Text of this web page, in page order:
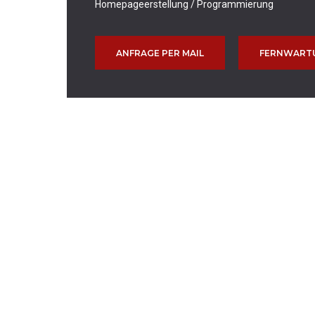
Homepageerstellung / Programmierung
ANFRAGE PER MAIL